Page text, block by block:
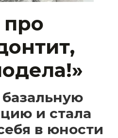
про
и стала
в юности